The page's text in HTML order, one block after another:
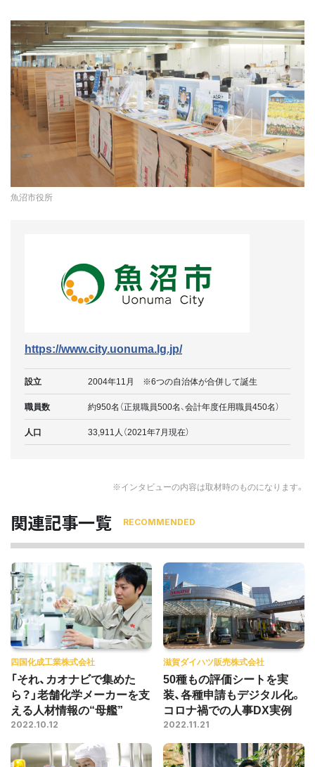
魚沼市役所
https://www.city.uonuma.lg.jp/
設立
2004年11月 ※6つの自治体が合併して誕生
職員数
約950名（正規職員500名、会計年度任用職員450名）
人口
33,911人（2021年7月現在）
※インタビューの内容は取材時のものになります。
関連記事一覧 RECOMMENDED
四国化成工業株式会社
「それ、カオナビで集めた
ら？」老舗化学メーカーを支
える人材情報の“母艦”
2022.10.12
滋賀ダイハツ販売株式会社
50種もの評価シートを実
装、各種申請もデジタル化。
コロナ禍での人事DX実例
2022.11.21